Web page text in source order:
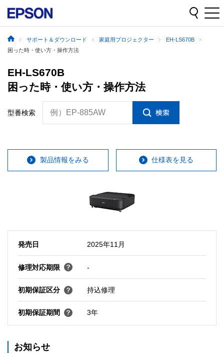
サポート＆ダウンロード 家庭用プロジェクター
EH-LS670B
困った時・使い方・操作方法
EH-LS670B
困った時・使い方・操作方法
型番検索 例）EP-885AW
製品情報をみる 仕様表を見る
発売日 2025年11月
修理対応期限 -
初期保証区分 持込修理
初期保証期間 3年
お知らせ